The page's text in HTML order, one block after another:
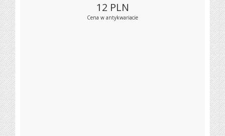
12 PLN
Cena w antykwariacie